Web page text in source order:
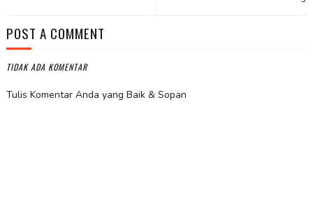
POST A COMMENT
TIDAK ADA KOMENTAR
Tulis Komentar Anda yang Baik & Sopan